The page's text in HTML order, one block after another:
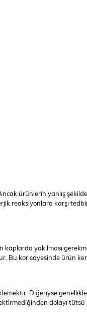
ürünlerin yanlış
reaksiyonlara karşı
yakılması
Bu kor sayesinde ürün
Diğeriyse
dolayı tütsü